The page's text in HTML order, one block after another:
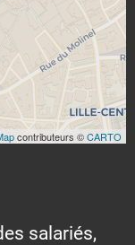
contributeurs ©CARTO
salariés,